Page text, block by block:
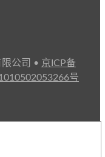
公司 • 京ICP备
号